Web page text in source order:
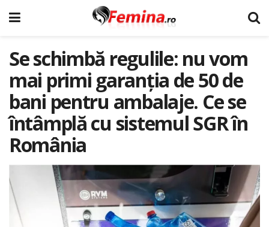
Se schimbă regulile: nu vom
mai primi garanția de 50 de
bani pentru ambalaje. Ce se
întâmplă cu sistemul SGR în
România